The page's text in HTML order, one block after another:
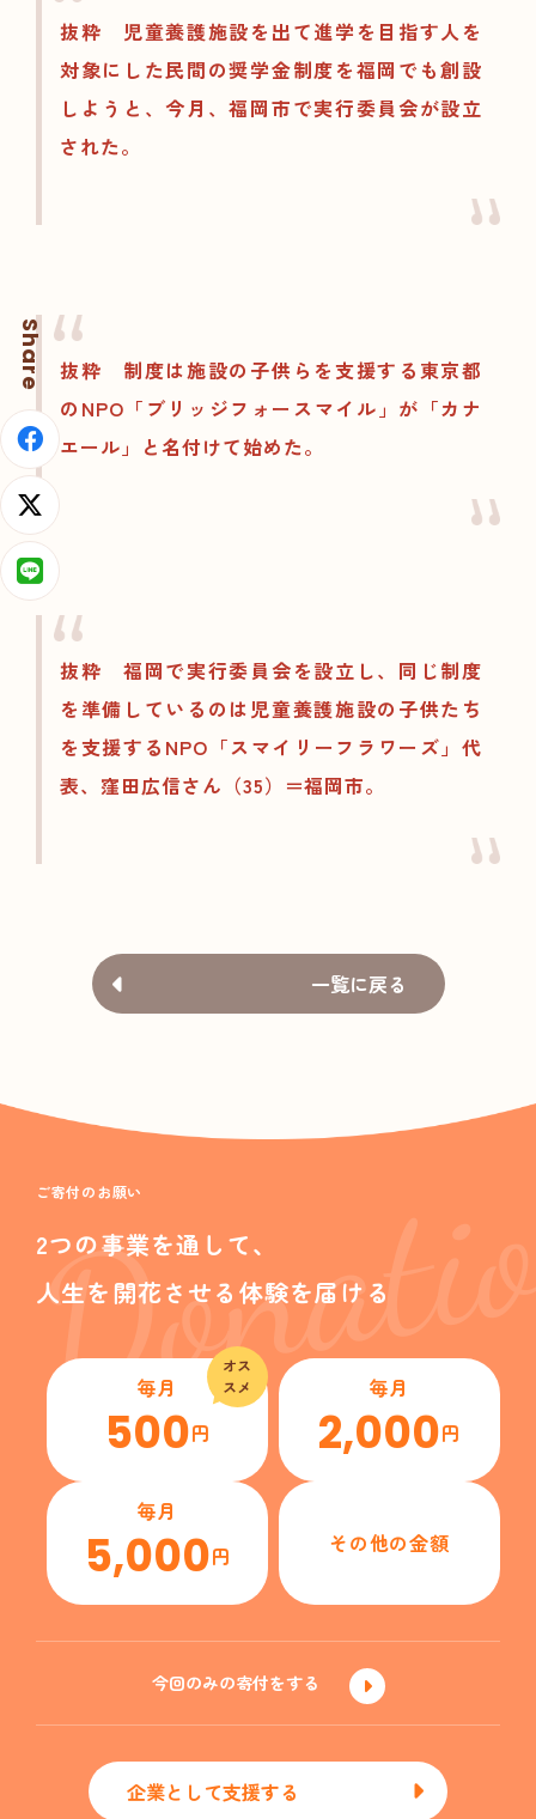
Share
抜粋 児童養護施設を出て進学を目指す人を
対象にした民間の奨学金制度を福岡でも創設
しようと、今月、福岡市で実行委員会が設立
された。
抜粋 制度は施設の子供らを支援する東京都
のNPO「ブリッジフォースマイル」が「カナ
エール」と名付けて始めた。
抜粋 福岡で実行委員会を設立し、同じ制度
を準備しているのは児童養護施設の子供たち
を支援するNPO「スマイリーフラワーズ」代
表、窪田広信さん（35）＝福岡市。
一覧に戻る
ご寄付のお願い
2つの事業を通して、
人生を開花させる体験を届ける
オス
スメ
毎月
500円
毎月
2,000円
毎月
5,000円 その他の金額
今回のみの寄付をする
企業として支援する